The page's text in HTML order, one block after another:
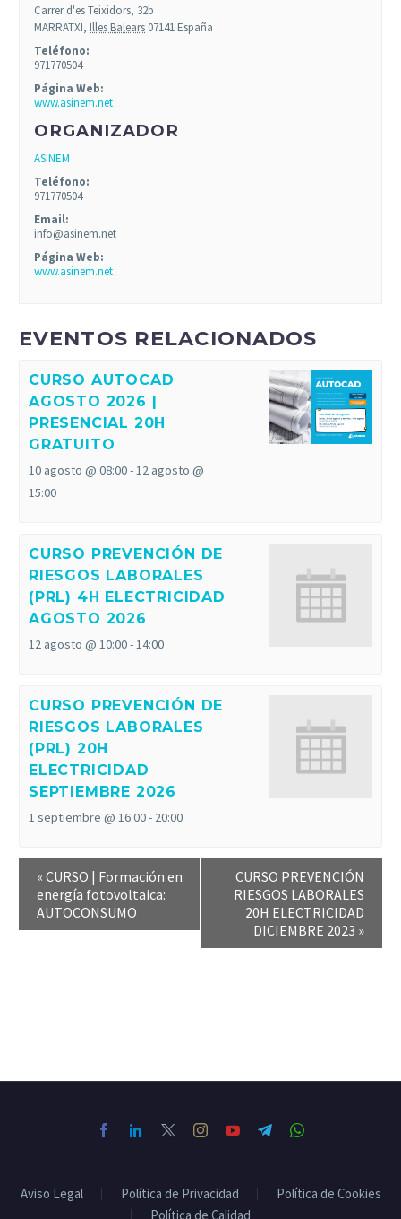
Carrer d'es Teixidors, 32b
MARRATXI, Illes Balears 07141 España
Teléfono:
971770504
Página Web:
www.asinem.net
ORGANIZADOR
ASINEM
Teléfono:
971770504
Email:
info@asinem.net
Página Web:
www.asinem.net
EVENTOS RELACIONADOS
CURSO AUTOCAD
AGOSTO 2026 |
PRESENCIAL 20H
GRATUITO
10 agosto @ 08:00-12 agosto @
15:00
CURSO PREVENCIÓN DE
RIESGOS LABORALES
(PRL) 4H ELECTRICIDAD
AGOSTO 2026
12 agosto @ 10:00-14:00
CURSO PREVENCIÓN DE
RIESGOS LABORALES
(PRL) 20H
ELECTRICIDAD
SEPTIEMBRE 2026
1 septiembre @ 16:00- 20:00
« CURSO | Formación en
energía fotovoltaica:
AUTOCONSUMO
CURSO PREVENCIÓN
RIESGOS LABORALES
20H ELECTRICIDAD
DICIEMBRE 2023 »
Aviso Legal Política de Privacidad
Política de Cookies
Política de Calidad